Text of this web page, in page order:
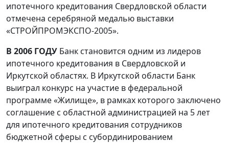
ипотечного кредитования Свердловской области
отмечена серебряной медалью выставки
«СТРОЙПРОМЭКСПО-2005».
В 2006 ГОДУ Банк становится одним из лидеров
ипотечного кредитования в Свердловской и
Иркутской областях. В Иркутской области Банк
выиграл конкурс на участие в федеральной
программе «Жилище», в рамках которого заключено
соглашение с областной администрацией на 5 лет
для ипотечного кредитования сотрудников
бюджетной сферы с субординированием